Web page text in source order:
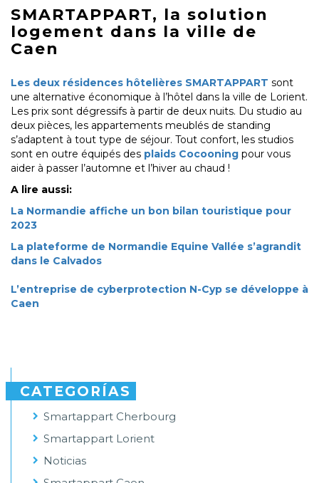
SMARTAPPART, la solution
logement dans la ville de
Caen
Les deux résidences hôtelières SMARTAPPART sont
une alternative économique à l’hôtel dans la ville de Lorient.
Les prix sont dégressifs à partir de deux nuits. Du studio au
deux pièces, les appartements meublés de standing
s’adaptent à tout type de séjour. Tout confort, les studios
sont en outre équipés des plaids Cocooning pour vous
aider à passer l’automne et l’hiver au chaud !
A lire aussi:
La Normandie affiche un bon bilan touristique pour
2023
La plateforme de Normandie Equine Vallée s’agrandit
dans le Calvados
L’entreprise de cyberprotection N-Cyp se développe à
Caen
CATEGORÍAS
Smartappart Cherbourg
Smartappart Lorient
Noticias